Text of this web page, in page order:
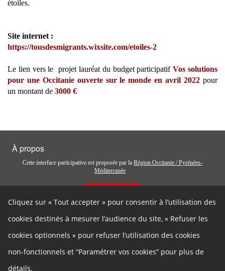
étoiles.
Site internet :
https://tousdesmigrants.wixsite.com/etoiles-2
Le lien vers le projet lauréat du budget participatifVos solutions
pour une Occitanie ouverte sur le monde en avril 2022 pour
un montant de 3000 €
Cliquez sur « Tout accepter » pour consentir à l’utilisation des
cookies destinés à mesurer l’audience du site, « Refuser les
cookies optionnels » pour refuser l’utilisation des cookies
non-fonctionnels et “Paramétrer vos cookies” pour plus de
détails.
À propos
Cette interface participative est proposée par la Région Occitanie / Pyrénées-
Méditerranée
Autres liens
Cookies Gestion des cookies
Politique de confidentialité Mentions légales
Données personnelles
Accessibilité : partiellement